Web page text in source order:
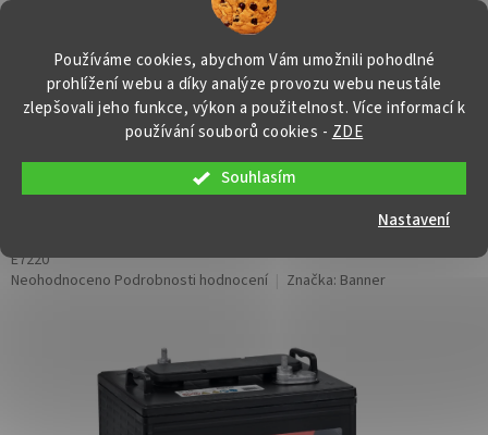
Používáme cookies, abychom Vám umožnili pohodlné
prohlížení webu a díky analýze provozu webu neustále
zlepšovali jeho funkce, výkon a použitelnost. Více informací k
používání souborů cookies - ZDE
Souhlasím
Nastavení
Přejít
KOŠÍK
Trakční baterie Banner DC145 (T 145
E7220
Průměrné
Neohodnoceno Podrobnosti hodnocení Značka: Banner